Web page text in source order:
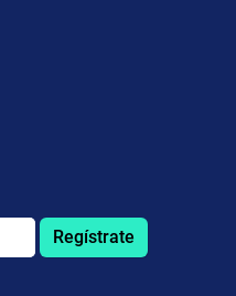
Regístrate